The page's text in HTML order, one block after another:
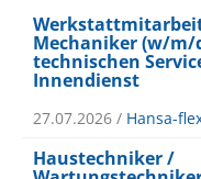
Mechaniker (w/m/
technischen
Innendienst
27.07.2026 / Hansa-
Haustechniker /